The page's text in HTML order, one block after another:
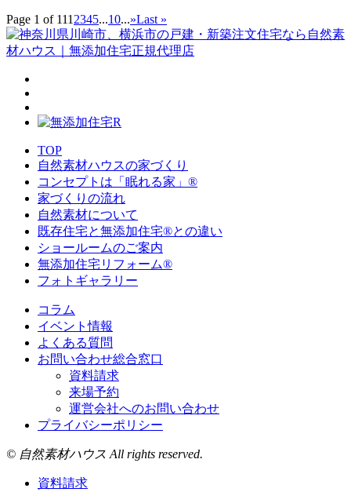
Page 1 of 111 2345...10...»Last »
TOP
自然素材ハウスの家づくり
コンセプトは「眠れる家」®
家づくりの流れ
自然素材について
既存住宅と無添加住宅®との違い
ショールームのご案内
無添加住宅リフォーム®
フォトギャラリー
コラム
イベント情報
よくある質問
お問い合わせ総合窓口
資料請求
来場予約
運営会社へのお問い合わせ
プライバシーポリシー
© 自然素材ハウス All rights reserved.
資料請求